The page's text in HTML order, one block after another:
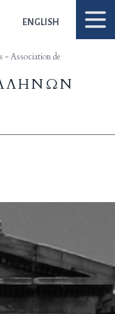
ENGLISH
- Association de